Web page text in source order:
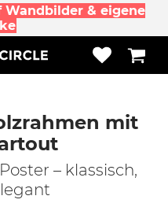
Wandbilder & eigene
mit
– klassisch,